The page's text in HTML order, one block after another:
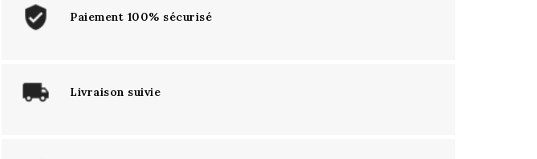
Paiement 100% sécurisé
Livraison suivie